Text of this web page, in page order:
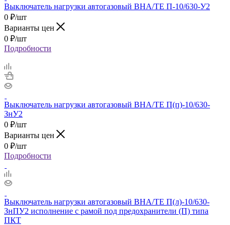
Выключатель нагрузки автогазовый ВНА/ТЕ П-10/630-У2
0 ₽/шт
Варианты цен
0 ₽/шт
Подробности
Выключатель нагрузки автогазовый ВНА/ТЕ П(п)-10/630-
ЗнУ2
0 ₽/шт
Варианты цен
0 ₽/шт
Подробности
Выключатель нагрузки автогазовый ВНА/ТЕ П(л)-10/630-
ЗнПУ2 исполнение с рамой под предохранители (П) типа
ПКТ